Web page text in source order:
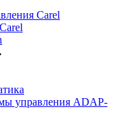
Carel
управления ADAP-